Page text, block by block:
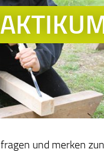
und merken